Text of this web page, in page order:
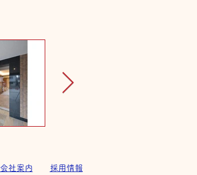
会社案内 採用情報